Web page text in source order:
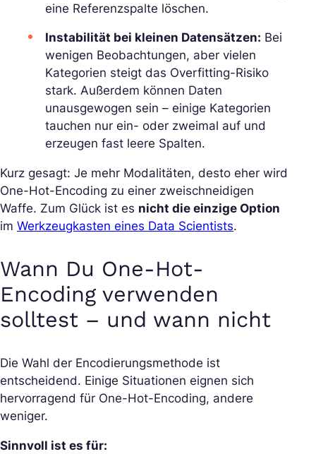
eine Referenzspalte löschen.
Instabilität bei kleinen Datensätzen: Bei
wenigen Beobachtungen, aber vielen
Kategorien steigt das Overfitting-Risiko
stark. Außerdem können Daten
unausgewogen sein – einige Kategorien
tauchen nur ein- oder zweimal auf und
erzeugen fast leere Spalten.
Kurz gesagt: Je mehr Modalitäten, desto eher wird
One-Hot-Encoding zu einer zweischneidigen
Waffe. Zum Glück ist es nicht die einzige Option
im Werkzeugkasten eines Data Scientists.
Wann Du One-Hot-
Encoding verwenden
solltest – und wann nicht
Die Wahl der Encodierungsmethode ist
entscheidend. Einige Situationen eignen sich
hervorragend für One-Hot-Encoding, andere
weniger.
Sinnvoll ist es für: